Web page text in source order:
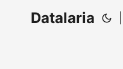
Datalaria